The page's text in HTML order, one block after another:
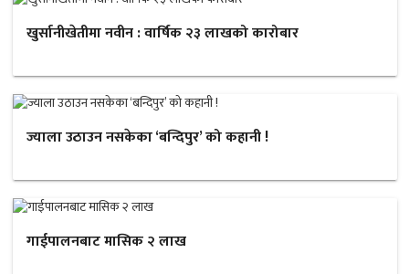
खुर्सानीखेतीमा नवीन : वार्षिक २३ लाखको कारोबार
ज्याला उठाउन नसकेका ‘बन्दिपुर’ को कहानी !
गाईपालनबाट मासिक २ लाख